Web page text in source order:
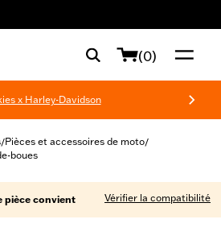
(0)
x Harley-Davidson
/Pièces et accessoires de moto/
boues
pièce convient Vérifier la compatibilité